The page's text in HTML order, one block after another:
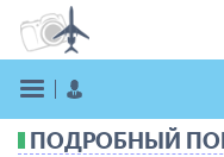
ПОДРОБНЫЙ